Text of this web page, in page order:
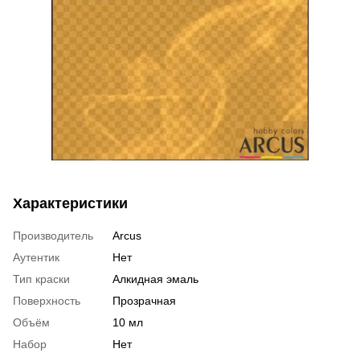
Характеристики
Производитель
Arcus
Аутентик
Нет
Тип краски
Алкидная эмаль
Поверхность
Прозрачная
Объём
10 мл
Набор
Нет